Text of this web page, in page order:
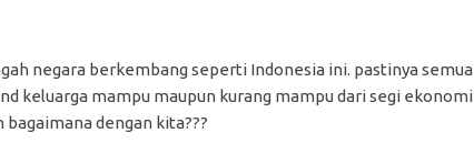
negara berkembang seperti Indonesia ini. pastinya semua
keluarga mampu maupun kurang mampu dari segi ekonomi
dengan kita???